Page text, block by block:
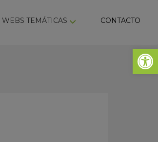
Abrir
WEBS TEMÁTICAS CONTACTO